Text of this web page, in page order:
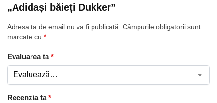
„Adidași băieți Dukker”
Adresa ta de email nu va fi publicată. Câmpurile obligatorii sunt
marcate cu *
Evaluarea ta*
Recenzia ta*